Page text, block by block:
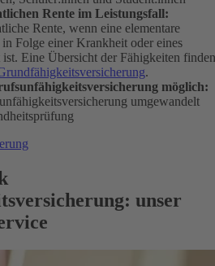
Rente im Leistungsfall:
Rente, wenn eine elementare
Folge einer Krankheit oder eines
Eine Übersicht der Fähigkeiten finden
.
möglich:
umgewandelt
unser